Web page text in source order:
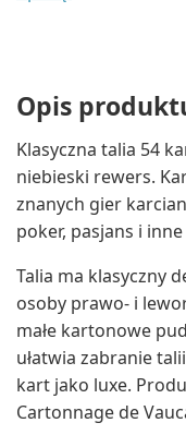
Opis
Klasyczna talia 54
niebieski rewers.
znanych gier
poker, pasjans i
Talia ma klasyczny
osoby prawo- i
małe kartonowe
ułatwia zabranie
kart jako luxe.
Cartonnage de